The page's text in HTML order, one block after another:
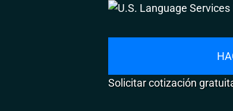
Solicitar cotización